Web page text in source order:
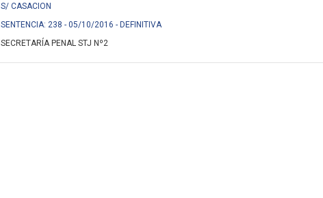
S/ CASACION
SENTENCIA: 238 - 05/10/2016 - DEFINITIVA
SECRETARÍA PENAL STJ Nº2